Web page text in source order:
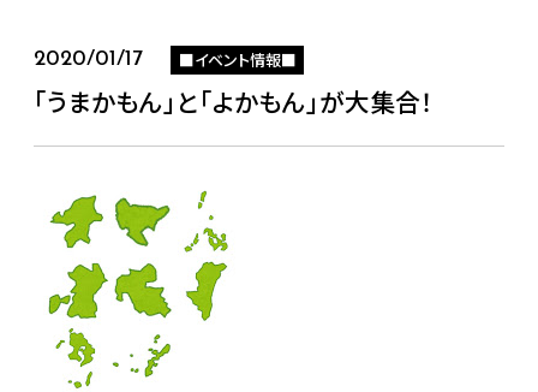
2020/01/17 ■イベント情報■
「うまかもん」と「よかもん」が大集合！